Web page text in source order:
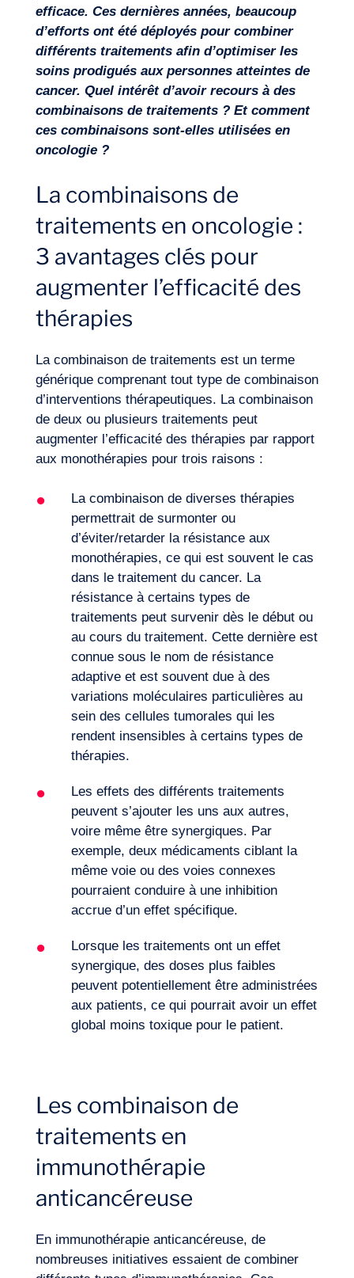
Expertises
Notre aventure
Envie d’embarquer ?
Journal de Bord
efficace. Ces dernières années, beaucoup
d’efforts ont été déployés pour combiner
différents traitements afin d’optimiser les
soins prodigués aux personnes atteintes de
cancer. Quel intérêt d’avoir recours à des
combinaisons de traitements ? Et comment
ces combinaisons sont-elles utilisées en
oncologie ?
La combinaisons de
traitements en oncologie :
3 avantages clés pour
augmenter l’efficacité des
thérapies
La combinaison de traitements est un terme
générique comprenant tout type de combinaison
d’interventions thérapeutiques. La combinaison
de deux ou plusieurs traitements peut
augmenter l’efficacité des thérapies par rapport
aux monothérapies pour trois raisons :
La combinaison de diverses thérapies
permettrait de surmonter ou
d’éviter/retarder la résistance aux
monothérapies, ce qui est souvent le cas
dans le traitement du cancer. La
résistance à certains types de
traitements peut survenir dès le début ou
au cours du traitement. Cette dernière est
connue sous le nom de résistance
adaptive et est souvent due à des
variations moléculaires particulières au
sein des cellules tumorales qui les
rendent insensibles à certains types de
thérapies.
Les effets des différents traitements
peuvent s’ajouter les uns aux autres,
voire même être synergiques. Par
exemple, deux médicaments ciblant la
même voie ou des voies connexes
pourraient conduire à une inhibition
accrue d’un effet spécifique.
Lorsque les traitements ont un effet
synergique, des doses plus faibles
peuvent potentiellement être administrées
aux patients, ce qui pourrait avoir un effet
global moins toxique pour le patient.
Les combinaison de
traitements en
immunothérapie
anticancéreuse
En immunothérapie anticancéreuse, de
nombreuses initiatives essaient de combiner